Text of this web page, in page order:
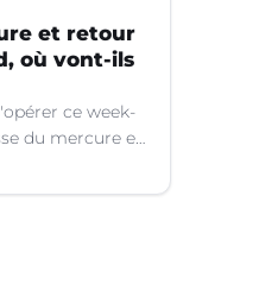
et retour
où vont-ils
ce week-
du mercure et
départements.